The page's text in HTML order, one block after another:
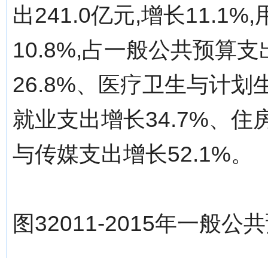
出241.0亿元,增长11.1%,
10.8%,占一般公共预算
26.8%、医疗卫生与计划
就业支出增长34.7%、住
与传媒支出增长52.1%。
图32011-2015年一般公